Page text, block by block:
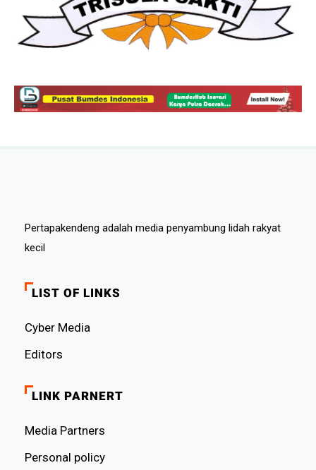
Pertapakendeng adalah media penyambung lidah rakyat
kecil
LIST OF LINKS
Cyber ​​Media
Editors
LINK PARNERT
Media Partners
Personal policy